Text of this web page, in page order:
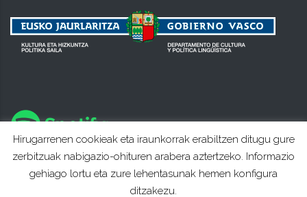
Hirugarrenen cookieak eta iraunkorrak erabiltzen ditugu gure
zerbitzuak nabigazio-ohituren arabera aztertzeko. Informazio
gehiago lortu eta zure lehentasunak hemen konfigura
ditzakezu.